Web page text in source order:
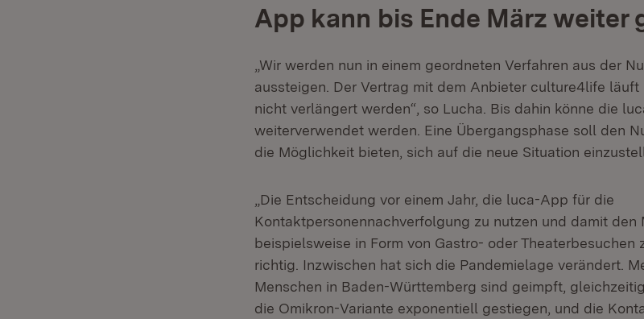
App kann bis Ende März weiter
„Wir werden nun in einem geordneten Verfahren aus der
aussteigen. Der Vertrag mit dem Anbieter culture4life läuft
nicht verlängert werden“, so Lucha. Bis dahin könne die
weiterverwendet werden. Eine Übergangsphase soll den
die Möglichkeit bieten, sich auf die neue Situation
„Die Entscheidung vor einem Jahr, die luca-App für die
Kontaktpersonennachverfolgung zu nutzen und damit den
beispielsweise in Form von Gastro- oder
richtig. Inzwischen hat sich die Pandemielage verändert.
Menschen in Baden-Württemberg sind geimpft,
die Omikron-Variante exponentiell gestiegen, und die